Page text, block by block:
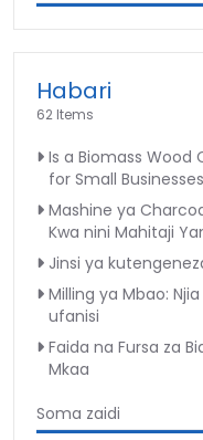
Habari
62 Items
Is a Biomass Wood
for Small
Mashine ya
Kwa nini Mahitaji
Jinsi ya
Milling ya Mbao:
ufanisi
Faida na Fursa za
Mkaa
Soma zaidi